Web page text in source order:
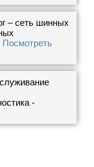
– сеть шинных
Посмотреть
-